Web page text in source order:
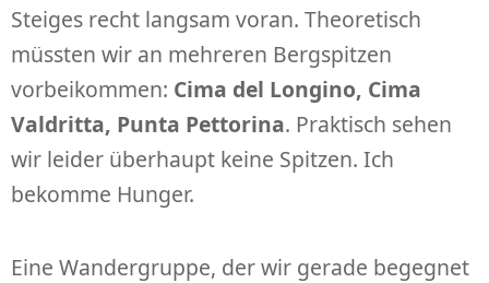
Steiges recht langsam voran. Theoretisch
müssten wir an mehreren Bergspitzen
vorbeikommen: Cima del Longino, Cima
Valdritta, Punta Pettorina. Praktisch sehen
wir leider überhaupt keine Spitzen. Ich
bekomme Hunger.
Eine Wandergruppe, der wir gerade begegnet